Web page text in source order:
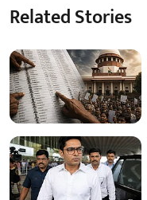
Related Stories